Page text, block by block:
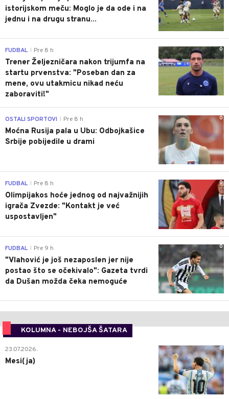
istorijskom meču: Moglo je da ode i na
jednu i na drugu stranu...
0
FUDBAL Pre 8 h
Trener Željezničara nakon trijumfa na
startu prvenstva: "Poseban dan za
mene, ovu utakmicu nikad neću
zaboraviti!"
0
OSTALI SPORTOVI Pre 8 h
Moćna Rusija pala u Ubu: Odbojkašice
Srbije pobijedile u drami
0
FUDBAL Pre 8 h
Olimpijakos hoće jednog od najvažnijih
igrača Zvezde: "Kontakt je već
uspostavljen"
0
FUDBAL Pre 9 h
"Vlahović je još nezaposlen jer nije
postao što se očekivalo": Gazeta tvrdi
da Dušan možda čeka nemoguće
KOLUMNA - NEBOJŠA ŠATARA
0
23.07.2026.
Mesi(ja)